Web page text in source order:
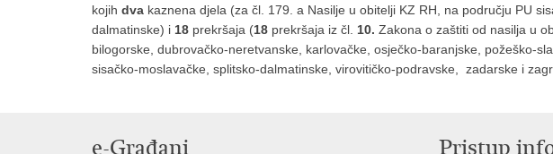
kojih dva kaznena djela (za čl. 179. a Nasilje u obitelji KZ RH, na području PU
dalmatinske) i 18 prekršaja (18 prekršaja iz čl. 10. Zakona o zaštiti od nasilja u
bilogorske, dubrovačko-neretvanske, karlovačke, osječko-baranjske, požeško-
sisačko-moslavačke, splitsko-dalmatinske, virovitičko-podravske, zadarske i
e-Građani Pristup